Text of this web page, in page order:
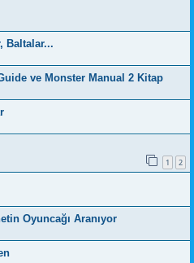
Baltalar...
ve Monster Manual 2 Kitap
1 2
Oyuncağı Aranıyor